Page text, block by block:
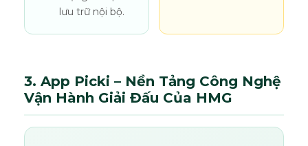
lưu trữ nội bộ.
3. App Picki – Nền Tảng Công Nghệ
Vận Hành Giải Đấu Của HMG